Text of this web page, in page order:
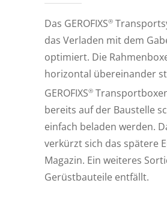
Das GEROFIXS®
das Verladen mit dem
optimiert. Die
horizontal übereinander
GEROFIXS®
bereits auf der Baustelle
einfach beladen werden.
verkürzt sich das spätere
Magazin. Ein weiteres
Gerüstbauteile entfällt.